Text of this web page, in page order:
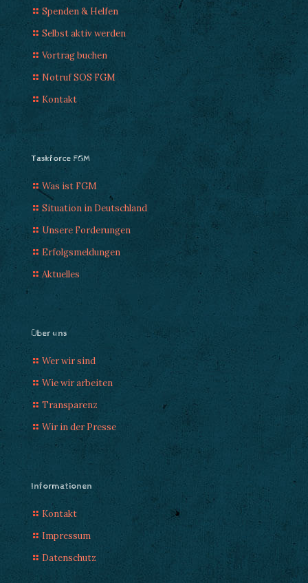
Spenden & Helfen
Selbst aktiv werden
Vortrag buchen
Notruf SOS FGM
Kontakt
Taskforce FGM
Was ist FGM
Situation in Deutschland
Unsere Forderungen
Erfolgsmeldungen
Aktuelles
Über uns
Wer wir sind
Wie wir arbeiten
Transparenz
Wir in der Presse
Informationen
Kontakt
Impressum
Datenschutz